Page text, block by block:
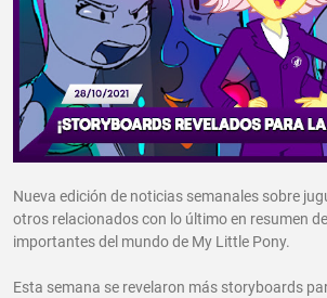
Nueva edición de noticias semanales sobre
otros relacionados con lo último en resumen
importantes del mundo de My Little Pony.
Esta semana se revelaron más storyboards